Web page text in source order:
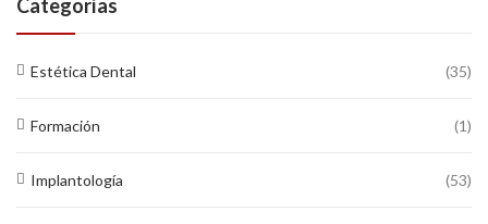
Categorías
Estética Dental (35)
Formación (1)
Implantología (53)